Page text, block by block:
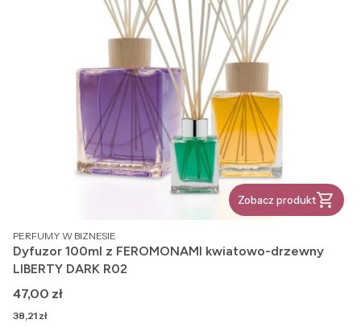
Zobacz produkt
PRODUCENT
PERFUMY W BIZNESIE
Dyfuzor 100ml z FEROMONAMI kwiatowo-drzewny
LIBERTY DARK R02
Cena
47,00 zł
Cena
38,21 zł